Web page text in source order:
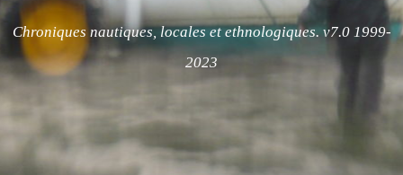
Chroniques nautiques, locales et ethnologiques. v7.0 1999-
2023